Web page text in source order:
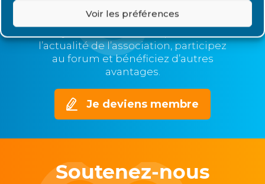
Voir les préférences
Devenez membre de Renaloo et
l’actualité de l’association, participez
au forum et bénéficiez d’autres
avantages.
Je deviens membre
Soutenez-nous